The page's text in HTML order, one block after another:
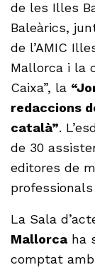
de les Illes
Baleàrics,
de l’AMIC
Mallorca i la
Caixa”, la
redaccions
català”.
de 30
editores de
La Sala
Mallorca ha
comptat amb